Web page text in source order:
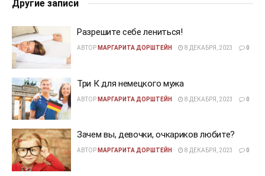
Другие записи
Разрешите себе лениться!
АВТОР МАРГАРИТА ДОРШТЕЙН 8 ДЕКАБРЯ, 2023 0
Три К для немецкого мужа
АВТОР МАРГАРИТА ДОРШТЕЙН 8 ДЕКАБРЯ, 2023 0
Зачем вы, девочки, очкариков любите?
АВТОР МАРГАРИТА ДОРШТЕЙН 8 ДЕКАБРЯ, 2023 0